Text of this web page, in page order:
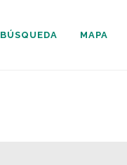
BÚSQUEDA MAPA